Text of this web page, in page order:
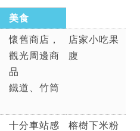
美食
懷舊商店，
觀光周邊商
品
鐵道、竹筒
店家小吃果
腹
十分車站感
榕樹下米粉